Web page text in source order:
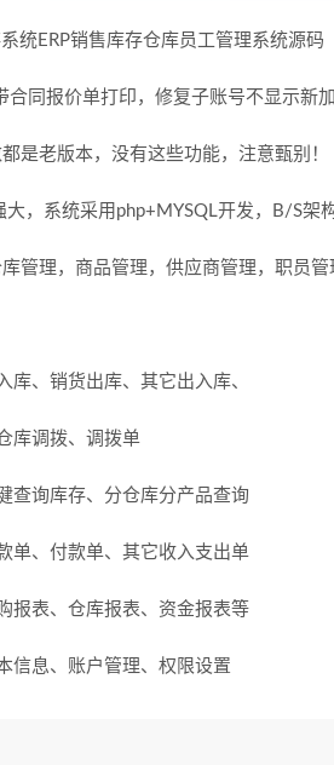
统ERP销售库存仓库员工管理系统源码
同报价单打印，修复子账号不显示新
是老版本，没有这些功能，注意甄别！
大，系统采用php+MYSQL开发，B/S架
管理，商品管理，供应商管理，职员管
库、销货出库、其它出入库、
库调拨、调拨单
查询库存、分仓库分产品查询
单、付款单、其它收入支出单
报表、仓库报表、资金报表等
信息、账户管理、权限设置